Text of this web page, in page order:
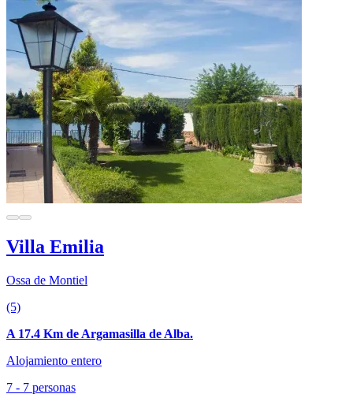
Villa Emilia
Ossa de Montiel
(5)
A 17.4 Km de Argamasilla de Alba.
Alojamiento entero
7 - 7 personas